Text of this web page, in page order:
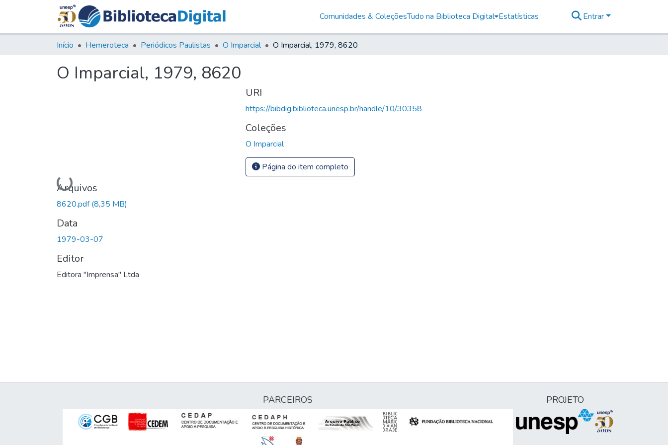
Comunidades & ColeçõesTudo na Biblioteca Digital Estatísticas Entrar
Início Hemeroteca Periódicos Paulistas O Imparcial O Imparcial, 1979, 8620
O Imparcial, 1979, 8620
Carregando...
Arquivos
8620.pdf(8,35 MB)
Data
1979-03-07
Editor
Editora "Imprensa" Ltda
URI
https://bibdig.biblioteca.unesp.br/handle/10/30358
Coleções
O Imparcial
Página do item completo
PARCEIROS PROJETO